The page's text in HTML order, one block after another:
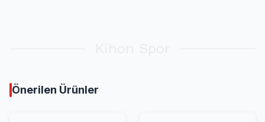
Önerilen Ürünler